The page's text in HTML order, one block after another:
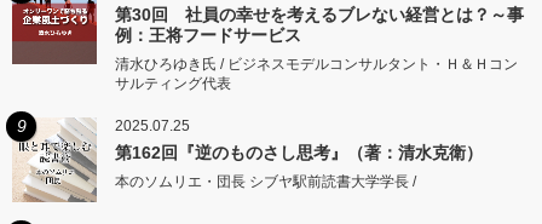
第30回 社員の幸せを考えるブレない経営とは？～事
例：王将フードサービス
清水ひろゆき氏 / ビジネスモデルコンサルタント・Ｈ＆Ｈコン
サルティング代表
9 2025.07.25
第162回『逆のものさし思考』（著：清水克衛）
本のソムリエ・団長 シブヤ駅前読書大学学長 /